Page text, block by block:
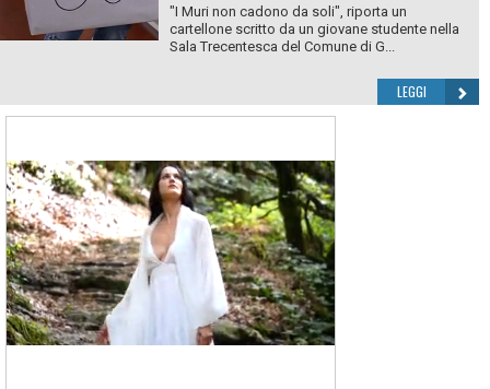
"I Muri non cadono da soli", riporta un
cartellone scritto da un giovane studente nella
Sala Trecentesca del Comune di G...
LEGGI